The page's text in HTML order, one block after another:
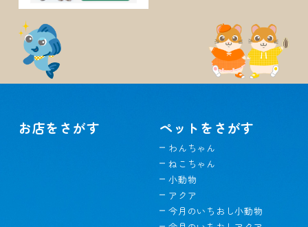
お店をさがす ペットをさがす
わんちゃん
ねこちゃん
小動物
アクア
今月のいちおし小動物